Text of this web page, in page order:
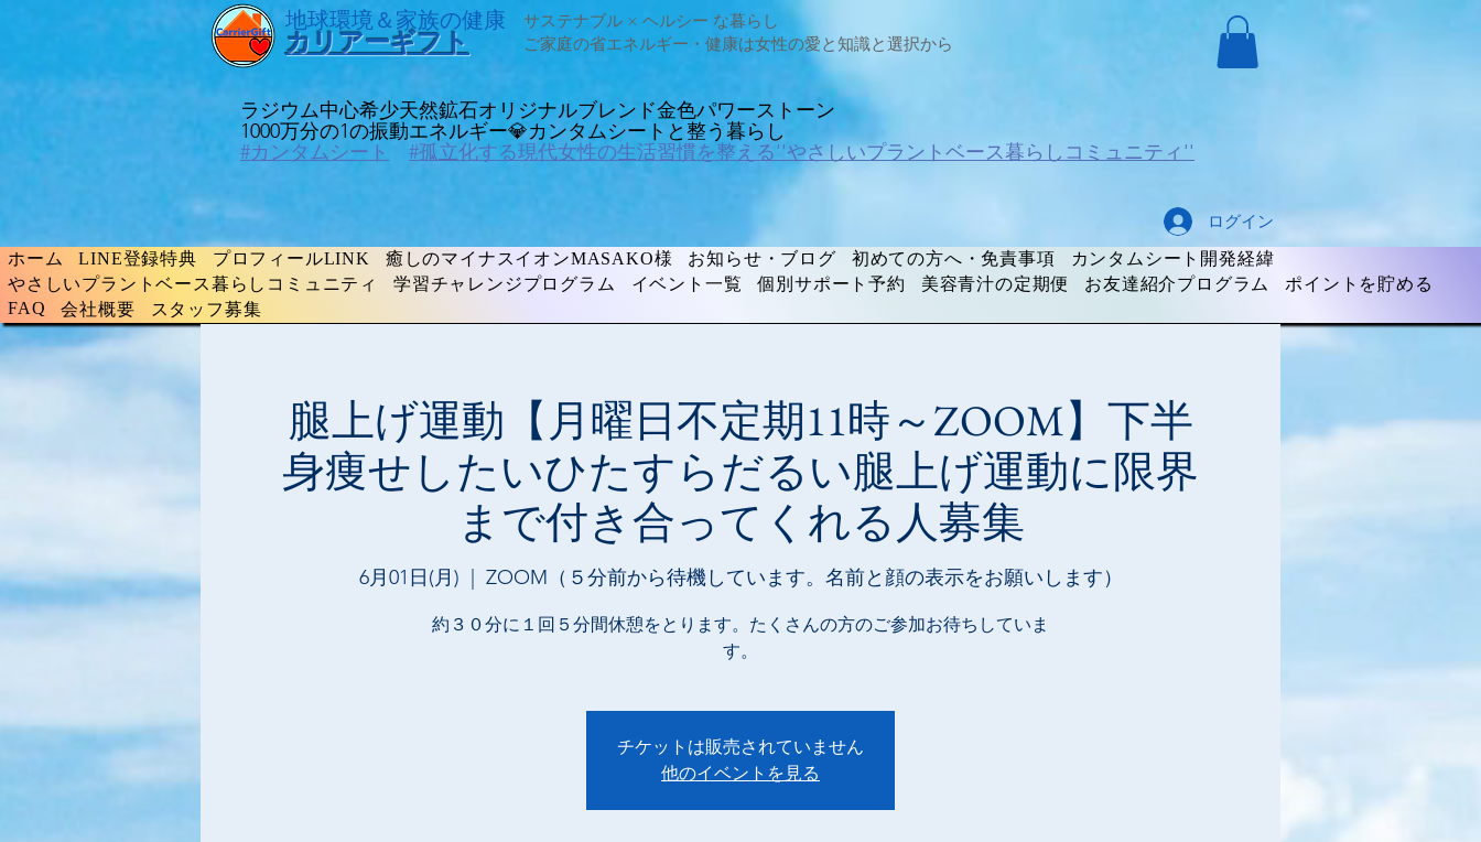
​地球環境＆家族の健康
サステナブル × ヘルシー な暮らし
ご家庭の省エネルギー・健康は女性の愛と知識と選択から
​カリアーギフト
ラジウム中心希少天然鉱石オリジナルブレンド金色パワーストーン
​1000万分の1の振動エネルギー💎カンタムシートと整う暮らし
#カンタムシート
#孤立化する現代女性の生活習慣を整える''やさしいプラントベース暮らしコミュニティ''
ログイン
ホーム LINE登録特典 プロフィールLINK 癒しのマイナスイオンMASAKO様 お知らせ・ブログ 初めての方へ・免責事項
カンタムシート開発経緯
やさしいプラントベース暮らしコミュニティ
学習チャレンジプログラム イベント一覧 個別サポート予約 美容青汁の定期便 お友達紹介プログラム
ポイントを貯める
FAQ
会社概要 スタッフ募集
腿上げ運動【月曜日不定期11時～ZOOM】下半
身痩せしたいひたすらだるい腿上げ運動に限界
まで付き合ってくれる人募集
6月01日(月) ZOOM（５分前から待機しています。名前と顔の表示をお願いします）
約３０分に１回５分間休憩をとります。たくさんの方のご参加お待ちしていま
す。
チケットは販売されていません
他のイベントを見る